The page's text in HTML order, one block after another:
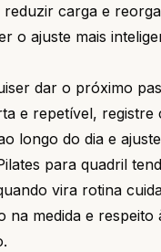
carga e
o ajuste mais
dar o próximo
e repetível, registre
longo do dia e
para quadril
vira rotina
na medida e respeito